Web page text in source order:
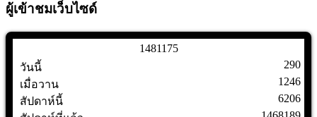
ผู้เข้าชมเว็บไซด์
14811 75
วันนี้
เมื่อวาน
สัปดาห์นี้
290
1246
6206